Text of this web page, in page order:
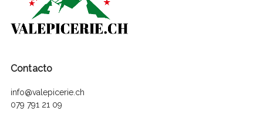
Contacto
info@valepicerie.ch
079 791 21 09